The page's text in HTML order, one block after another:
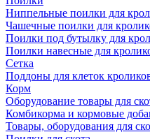
Ниппельные поилки для
Чашечные поилки для
Поилки под бутылку для
Поилки навесные для
Сетка
Поддоны для клеток
Корм
Оборудование товары для
Комбикорма и кормовые
Товары, оборудования для